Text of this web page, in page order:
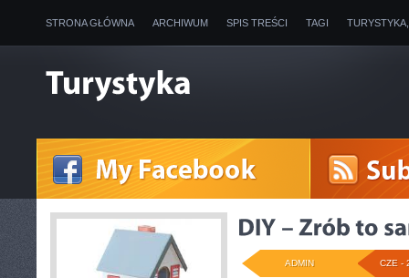
STRONA GŁÓWNA ARCHIWUM SPIS TREŚCI TAGI
CZE -
ADMIN